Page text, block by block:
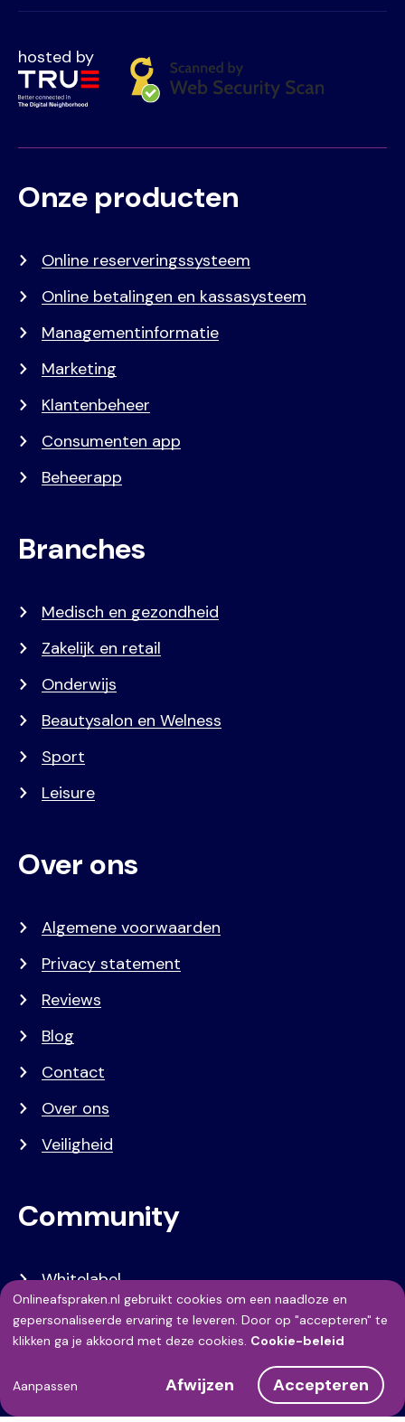
hosted by
Voet
Primair
Onze producten
Online reserveringssysteem
Online betalingen en kassasysteem
Managementinformatie
Marketing
Klantenbeheer
Consumenten app
Beheerapp
Branches
Medisch en gezondheid
Zakelijk en retail
Onderwijs
Beautysalon en Welness
Sport
Leisure
Over ons
Algemene voorwaarden
Privacy statement
Reviews
Blog
Contact
Over ons
Veiligheid
Community
Whitelabel
Developers
API Referentie
Referenties
Gebruik
van
persoonsgegevens
Onlineafspraken.nl gebruikt cookies om een naadloze en
gepersonaliseerde ervaring te leveren. Door op "accepteren" te
klikken ga je akkoord met deze cookies. Cookie-beleid
Aanpassen Afwijzen Accepteren